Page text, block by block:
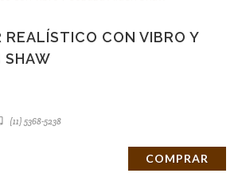
REALÍSTICO CON VIBRO Y
SHAW
(11) 5368-5238
COMPRAR